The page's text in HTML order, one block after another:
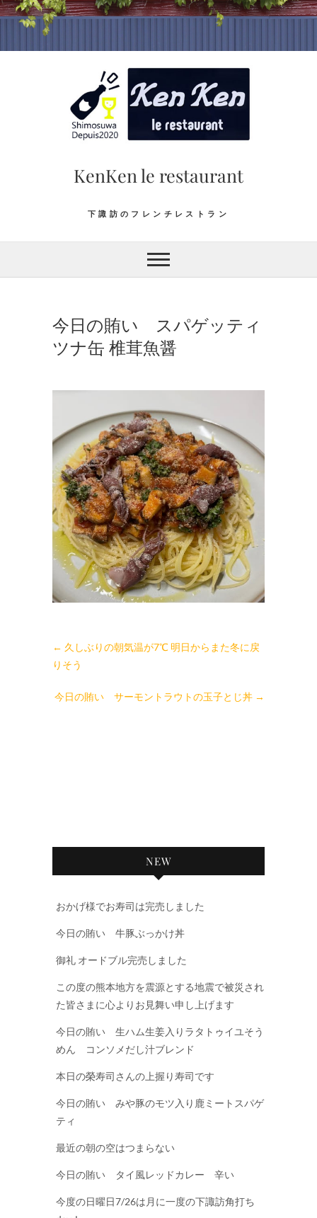
Skip
KenKen le restaurant
下諏訪のフレンチレストラン
今日の賄い スパゲッティ
ツナ缶 椎茸魚醤
← 久しぶりの朝気温が7℃ 明日からまた冬に戻
りそう
今日の賄い サーモントラウトの玉子とじ丼 →
NEW
おかげ様でお寿司は完売しました
今日の賄い 牛豚ぶっかけ丼
御礼 オードブル完売しました
この度の熊本地方を震源とする地震で被災され
た皆さまに心よりお見舞い申し上げます
今日の賄い 生ハム生姜入りラタトゥイユそう
めん コンソメだし汁ブレンド
本日の榮寿司さんの上握り寿司です
今日の賄い みや豚のモツ入り鹿ミートスパゲ
ティ
最近の朝の空はつまらない
今日の賄い タイ風レッドカレー 辛い
今度の日曜日7/26は月に一度の下諏訪角打ち